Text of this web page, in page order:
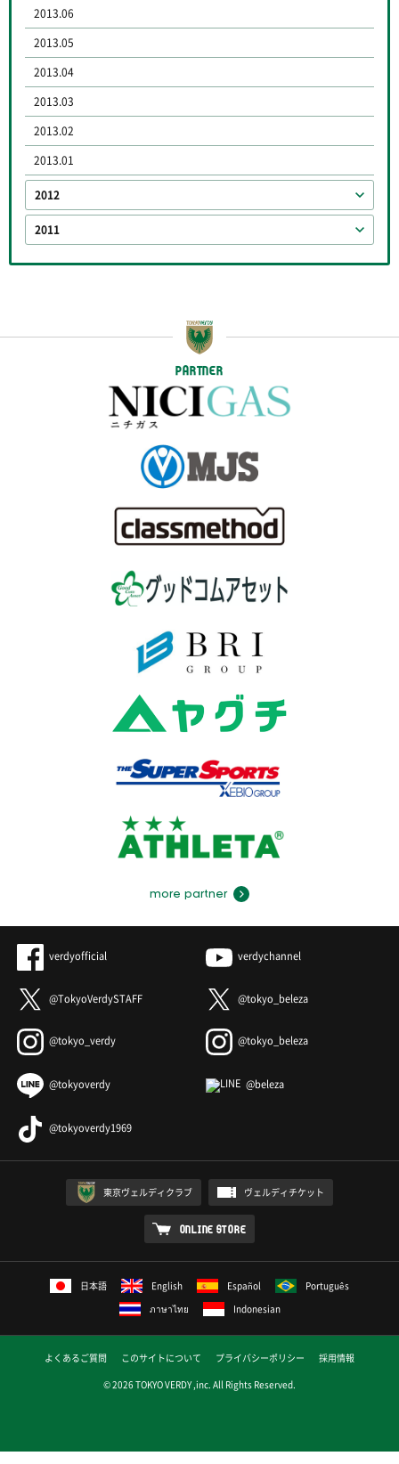
2013.06
2013.05
2013.04
2013.03
2013.02
2013.01
2012
2011
PARTNER
more partner
verdyofficial verdychannel
@TokyoVerdySTAFF @tokyo_beleza
@tokyo_verdy @tokyo_beleza
@tokyoverdy @beleza
@tokyoverdy1969
東京ヴェルディクラブ ヴェルディチケット
ONLINE STORE
日本語 English Español
Português
ภาษาไทย
Indonesian
よくあるご質問 このサイトについて プライバシーポリシー
採用情報
© 2026 TOKYO VERDY ,inc. All Rights Reserved.